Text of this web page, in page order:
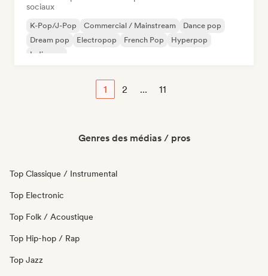
sociaux
K-Pop/J-Pop Commercial / Mainstream
Dance pop
Dream pop
Electropop French Pop
Hyperpop
Indie pop
1 2 ... 11
Genres des médias / pros
Top Classique / Instrumental
Top Electronic
Top Folk / Acoustique
Top Hip-hop / Rap
Top Jazz